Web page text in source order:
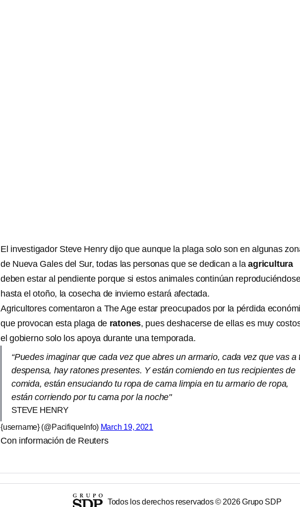
El investigador Steve Henry dijo que aunque la plaga solo son en algunas
de Nueva Gales del Sur, todas las personas que se dedican a laagricultura
deben estar al pendiente porque si estos animales continúan
hasta el otoño, la cosecha de invierno estará afectada.
Agricultores comentaron a The Age estar preocupados por la pérdida
que provocan esta plaga de ratones, pues deshacerse de ellas es muy
el gobierno solo los apoya durante una temporada.
“Puedes imaginar que cada vez que abres un armario, cada vez que vas a
despensa, hay ratones presentes. Y están comiendo en tus recipientes de
comida, están ensuciando tu ropa de cama limpia en tu armario de ropa,
están corriendo por tu cama por la noche"
STEVE HENRY
{username} (@PacifiqueInfo) March 19, 2021
Con información de Reuters
Todos los derechos reservados © 2026Grupo SDP